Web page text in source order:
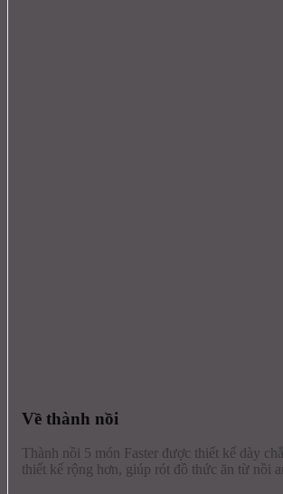
Về thành nồi
Thành nồi 5 món Faster được thiết kế dày
thiết kế rộng hơn, giúp rót đồ thức ăn từ nồi